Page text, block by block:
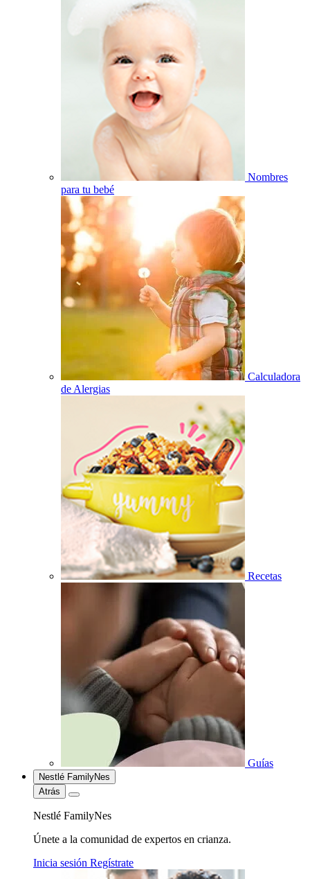
Nombres
para tu bebé
Calculadora
de Alergias
Recetas
Guías
Nestlé FamilyNes
Atrás
Nestlé FamilyNes
Únete a la comunidad de expertos en crianza.
Inicia sesión Regístrate